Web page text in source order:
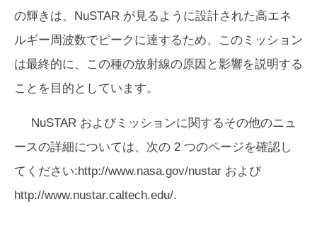
の輝きは、NuSTAR が見るように設計された高エネ
ルギー周波数でピークに達するため、このミッション
は最終的に、この種の放射線の原因と影響を説明する
ことを目的としています。
NuSTAR およびミッションに関するその他のニュ
ースの詳細については、次の 2 つのページを確認し
てください:http://www.nasa.gov/nustar および
http://www.nustar.caltech.edu/.